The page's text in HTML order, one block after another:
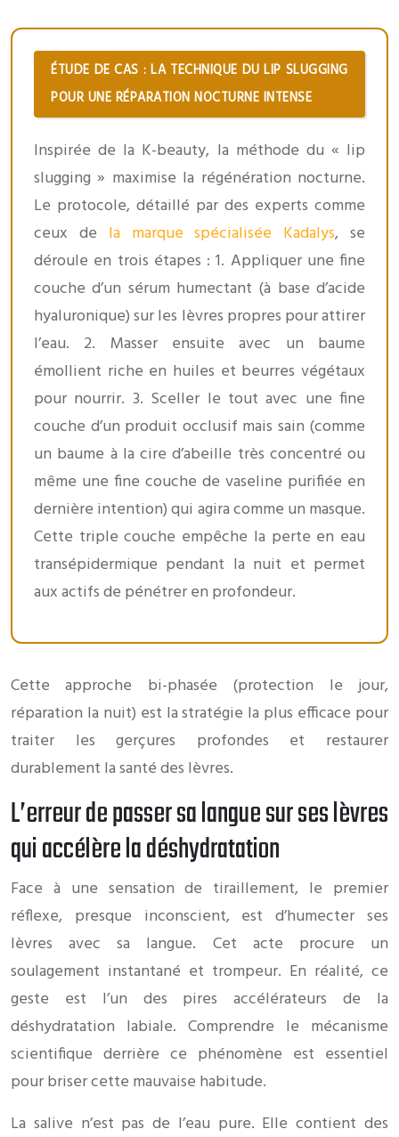
ÉTUDE DE CAS : LA TECHNIQUE DU LIP SLUGGING
POUR UNE RÉPARATION NOCTURNE INTENSE
Inspirée de la K-beauty, la méthode du « lip
slugging » maximise la régénération nocturne.
Le protocole, détaillé par des experts comme
ceux de la marque spécialisée Kadalys, se
déroule en trois étapes : 1. Appliquer une fine
couche d’un sérum humectant (à base d’acide
hyaluronique) sur les lèvres propres pour attirer
l’eau. 2. Masser ensuite avec un baume
émollient riche en huiles et beurres végétaux
pour nourrir. 3. Sceller le tout avec une fine
couche d’un produit occlusif mais sain (comme
un baume à la cire d’abeille très concentré ou
même une fine couche de vaseline purifiée en
dernière intention) qui agira comme un masque.
Cette triple couche empêche la perte en eau
transépidermique pendant la nuit et permet
aux actifs de pénétrer en profondeur.
Cette approche bi-phasée (protection le jour,
réparation la nuit) est la stratégie la plus efficace pour
traiter les gerçures profondes et restaurer
durablement la santé des lèvres.
L’erreur de passer sa langue sur ses lèvres
qui accélère la déshydratation
Face à une sensation de tiraillement, le premier
réflexe, presque inconscient, est d’humecter ses
lèvres avec sa langue. Cet acte procure un
soulagement instantané et trompeur. En réalité, ce
geste est l’un des pires accélérateurs de la
déshydratation labiale. Comprendre le mécanisme
scientifique derrière ce phénomène est essentiel
pour briser cette mauvaise habitude.
La salive n’est pas de l’eau pure. Elle contient des